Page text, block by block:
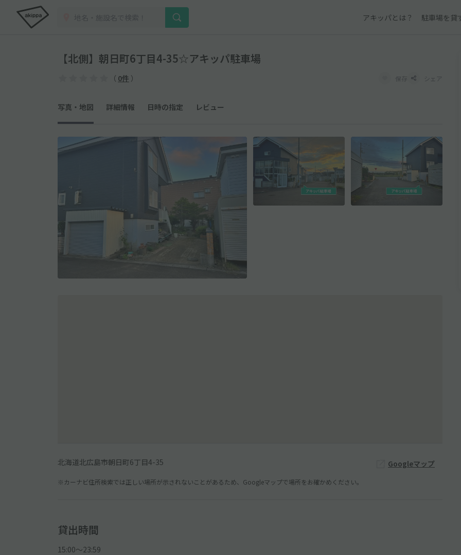
アキッパとは？ 駐車場を貸
【北側】朝日町6丁目4-35☆アキッパ駐車場
（ 0件 ） 保存 シェア
写真・地図 詳細情報 日時の指定 レビュー
北海道北広島市朝日町6丁目4-35 Googleマップ
※カーナビ住所検索では正しい場所が示されないことがあるため、Googleマップで場所をお確かめください。
貸出時間
15:00〜23:59